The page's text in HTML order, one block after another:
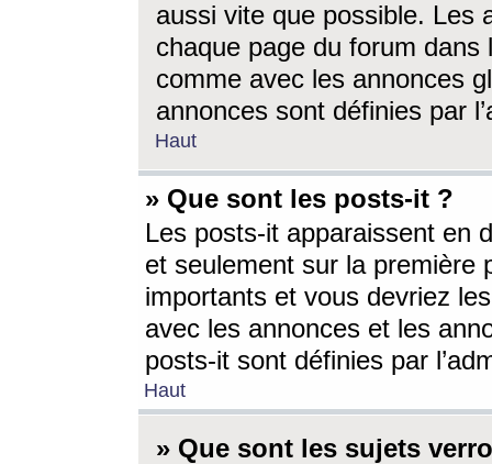
aussi vite que possible. Les
chaque page du forum dans
comme avec les annonces
annonces sont définies par
Haut
» Que sont les posts-it ?
Les posts-it apparaissent en
et seulement sur la première
importants et vous devriez
avec les annonces et les
posts-it sont définies par
Haut
» Que sont les sujets